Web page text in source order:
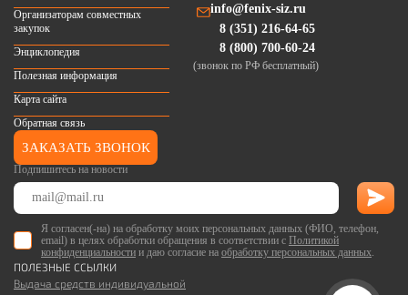
Подпишитесь на новости
Я согласен(-на) на обработку моих персональных данных (ФИО, телефон,
email) в целях обработки обращения в соответствии с Политикой
конфиденциальности и даю согласие на обработку персональных данных
Организаторам совместных
закупок
Энциклопедия
Полезная информация
Карта сайта
Обратная связь
info@fenix-siz.ru
8 (351) 216-64-65
8 (800) 700-60-24
(звонок по РФ бесплатный)
ЗАКАЗАТЬ ЗВОНОК
ПОЛЕЗНЫЕ ССЫЛКИ
Выдача средств индивидуальной